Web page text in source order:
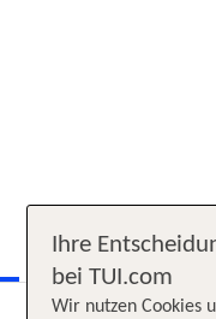
Ihre
bei TUI.com
Wir nutzen Cookies